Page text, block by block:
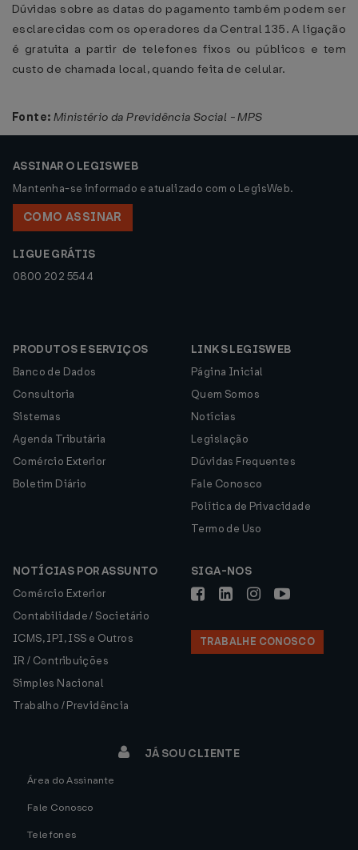
Dúvidas sobre as datas do pagamento também podem ser
esclarecidas com os operadores da Central 135. A ligação
é gratuita a partir de telefones fixos ou públicos e tem
custo de chamada local, quando feita de celular.
Fonte: Ministério da Previdência Social - MPS
ASSINAR O LEGISWEB
Mantenha-se informado e atualizado com o LegisWeb.
COMO ASSINAR
LIGUE GRÁTIS
0800 202 5544
PRODUTOS E SERVIÇOS
Banco de Dados
Consultoria
Sistemas
Agenda Tributária
Comércio Exterior
Boletim Diário
LINKS LEGISWEB
Página Inicial
Quem Somos
Notícias
Legislação
Dúvidas Frequentes
Fale Conosco
Política de Privacidade
Termo de Uso
NOTÍCIAS POR ASSUNTO
Comércio Exterior
Contabilidade / Societário
ICMS, IPI, ISS e Outros
IR / Contribuições
Simples Nacional
Trabalho / Previdência
SIGA-NOS
TRABALHE CONOSCO
JÁ SOU CLIENTE
Área do Assinante
Fale Conosco
Telefones